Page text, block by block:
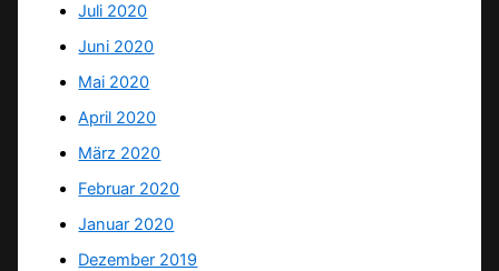
Juli 2020
Juni 2020
Mai 2020
April 2020
März 2020
Februar 2020
Januar 2020
Dezember 2019